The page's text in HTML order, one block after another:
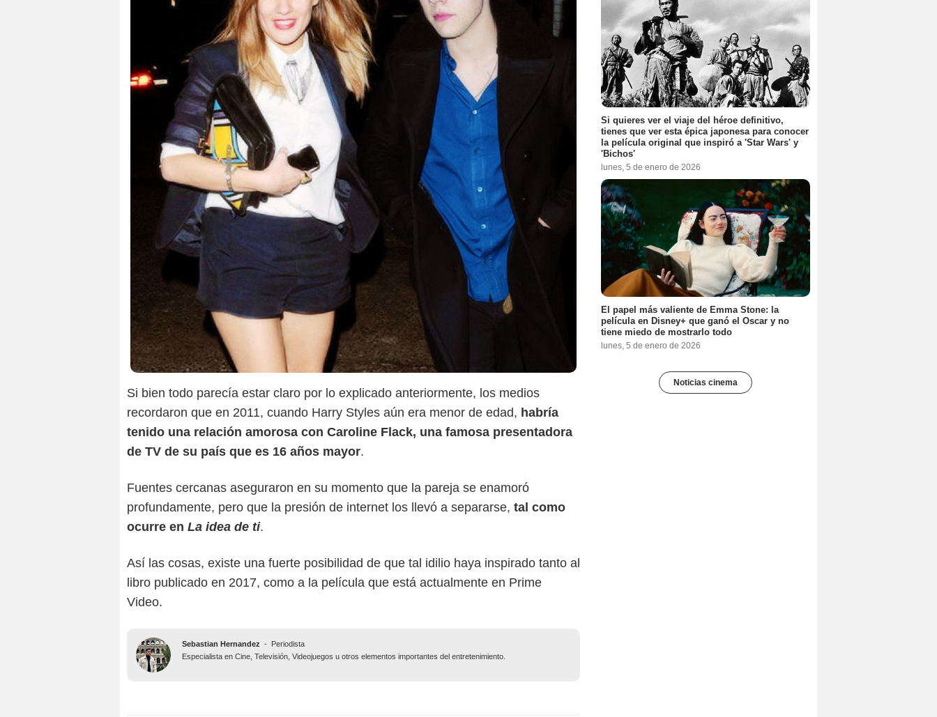
Si bien todo parecía estar claro por lo explicado anteriormente, los medios
recordaron que en 2011, cuando Harry Styles aún era menor de edad, habría
tenido una relación amorosa con Caroline Flack, una famosa presentadora
de TV de su país que es 16 años mayor.
Fuentes cercanas aseguraron en su momento que la pareja se enamoró
profundamente, pero que la presión de internet los llevó a separarse, tal como
ocurre en La idea de ti.
Así las cosas, existe una fuerte posibilidad de que tal idilio haya inspirado tanto al
libro publicado en 2017, como a la película que está actualmente en Prime
Video.
Sebastian Hernandez - Periodista
Especialista en Cine, Televisión, Videojuegos u otros elementos importantes del entretenimiento.
Si quieres ver el viaje del héroe definitivo,
tienes que ver esta épica japonesa para conocer
la película original que inspiró a 'Star Wars' y
'Bichos'
lunes, 5 de enero de 2026
El papel más valiente de Emma Stone: la
película en Disney+ que ganó el Oscar y no
tiene miedo de mostrarlo todo
lunes, 5 de enero de 2026
Noticias cinema